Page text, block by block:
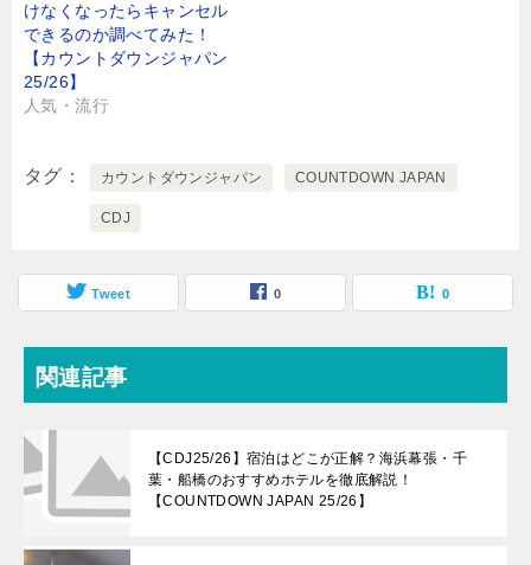
けなくなったらキャンセル
できるのか調べてみた！
【カウントダウンジャパン
25/26】
人気・流行
タグ カウントダウンジャパン COUNTDOWN JAPAN
CDJ
Tweet 0 0
関連記事
【CDJ25/26】宿泊はどこが正解？海浜幕張・千
葉・船橋のおすすめホテルを徹底解説！
【COUNTDOWN JAPAN 25/26】